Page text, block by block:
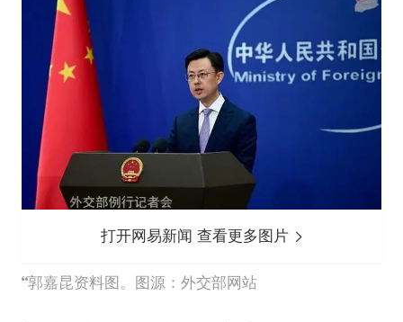
打开网易新闻 查看更多图片
郭嘉昆资料图。图源：外交部网站